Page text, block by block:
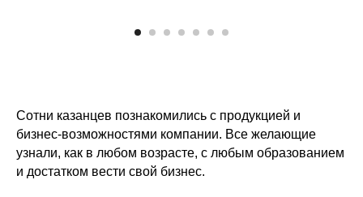
Сотни казанцев познакомились с продукцией и
бизнес-возможностями компании. Все желающие
узнали, как в любом возрасте, с любым образованием
и достатком вести свой бизнес.